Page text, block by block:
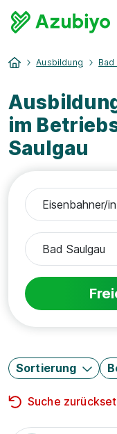
Ausbildung Bad
im
Saulgau
Sortierung
Suche